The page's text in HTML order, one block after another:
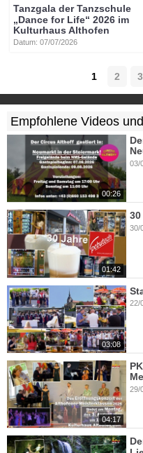
Tanzgala der Tanzschule
„Dance for Life“ 2026 im
Kulturhaus Althofen
Datum: 07/07/2026
1 2 3
Empfohlene Videos
00:26
03/
01:42
30/
03:08
22/
04:17
29/